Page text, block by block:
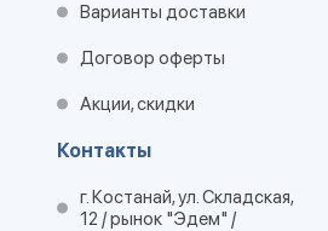
Варианты доставки
Договор оферты
Акции, скидки
Контакты
г. Костанай, ул. Складская,
12 / рынок "Эдем" /